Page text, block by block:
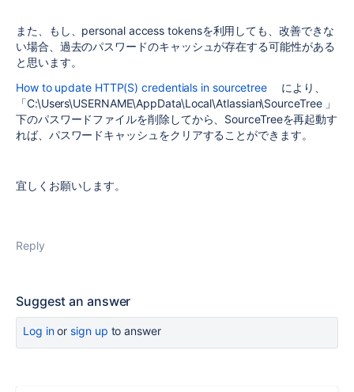
また、もし、personal access tokensを利用しても、改善できな
い場合、過去のパスワードのキャッシュが存在する可能性がある
と思います。
How to update HTTP(S) credentials in sourcetree により、
「C:\Users\USERNAME\AppData\Local\Atlassian\SourceTree 」
下のパスワードファイルを削除してから、 SourceTreeを再起動す
れば、パスワードキャッシュをクリアすることができます。
宜しくお願いします。
Reply
Suggest an answer
Log inor sign up to answer